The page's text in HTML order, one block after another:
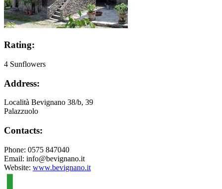
Rating:
4 Sunflowers
Address:
Località Bevignano 38/b, 39
Palazzuolo
Contacts:
Phone: 0575 847040
Email: info@bevignano.it
Website: www.bevignano.it